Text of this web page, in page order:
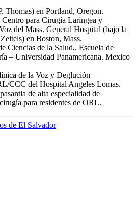
Thomas) en Portland, Oregon.
para Cirugía Laringea y
del Mass. General Hospital (bajo la
en Boston, Mass.
Ciencias de la Salud,. Escuela de
– Universidad Panamericana. Mexico
de la Voz y Deglución –
CCC del Hospital Angeles Lomas.
de alta especialidad de
para residentes de ORL.
de El Salvador